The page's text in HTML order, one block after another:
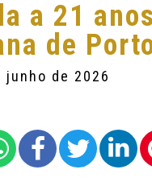
a 21
de
junho de 2026